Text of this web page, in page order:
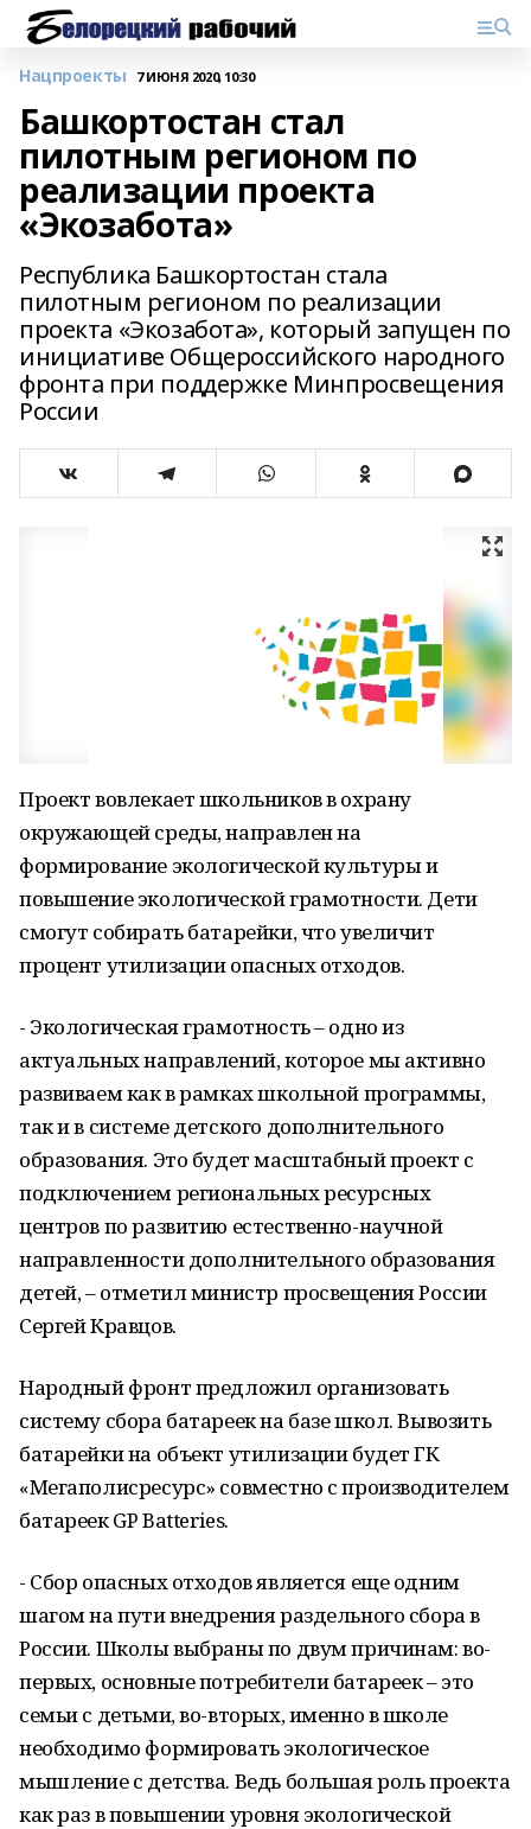
Нацпроекты 7 ИЮНЯ 2020, 10:30
Башкортостан стал
пилотным регионом по
реализации проекта
«Экозабота»
Республика Башкортостан стала
пилотным регионом по реализации
проекта «Экозабота», который запущен по
инициативе Общероссийского народного
фронта при поддержке Минпросвещения
России
Проект вовлекает школьников в охрану
окружающей среды, направлен на
формирование экологической культуры и
повышение экологической грамотности. Дети
смогут собирать батарейки, что увеличит
процент утилизации опасных отходов.
- Экологическая грамотность – одно из
актуальных направлений, которое мы активно
развиваем как в рамках школьной программы,
так и в системе детского дополнительного
образования. Это будет масштабный проект с
подключением региональных ресурсных
центров по развитию естественно-научной
направленности дополнительного образования
детей, – отметил министр просвещения России
Сергей Кравцов.
Народный фронт предложил организовать
систему сбора батареек на базе школ. Вывозить
батарейки на объект утилизации будет ГК
«Мегаполисресурс» совместно с производителем
батареек GP Batteries.
- Сбор опасных отходов является еще одним
шагом на пути внедрения раздельного сбора в
России. Школы выбраны по двум причинам: во-
первых, основные потребители батареек – это
семьи с детьми, во-вторых, именно в школе
необходимо формировать экологическое
мышление с детства. Ведь большая роль проекта
как раз в повышении уровня экологической